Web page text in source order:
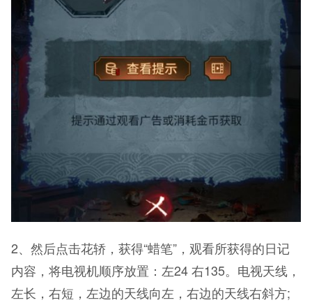
2、然后点击花轿，获得“蜡笔”，观看所获得的日记
内容，将电视机顺序放置：左24 右135。电视天线，
左长，右短，左边的天线向左，右边的天线右斜方;